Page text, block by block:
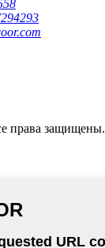
права защищены.